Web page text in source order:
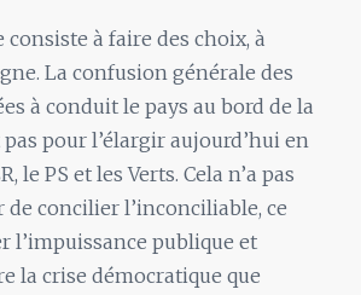
à faire des choix, à
La confusion générale des
à conduit le pays au bord de la
pas pour l’élargir aujourd’hui en
le PS et les Verts. Cela n’a pas
de concilier l’inconciliable, ce
l’impuissance publique et
la crise démocratique que